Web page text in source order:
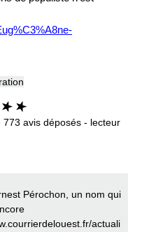
773 avis déposés - lecteur
Pérochon, un nom qui
actuali